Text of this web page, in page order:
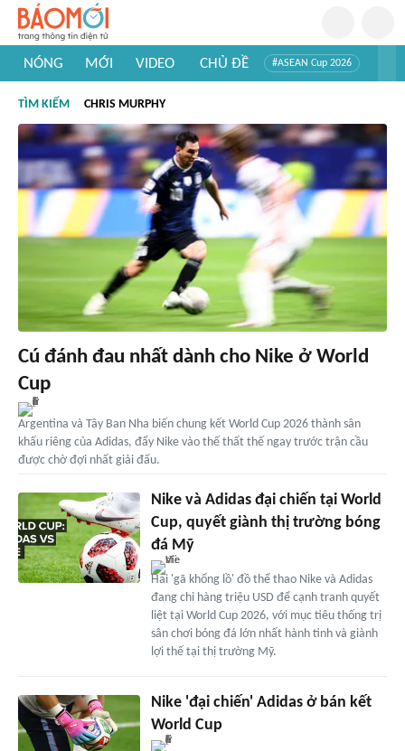
NÓNG MỚI VIDEO CHỦ ĐỀ #ASEAN Cup 2026
#Khám phá thế giới
TÌM KIẾM CHRIS MURPHY
Cú đánh đau nhất dành cho Nike ở World
Cup
Argentina và Tây Ban Nha biến chung kết World Cup 2026 thành sân
khấu riêng của Adidas, đẩy Nike vào thế thất thế ngay trước trận cầu
được chờ đợi nhất giải đấu.
Nike và Adidas đại chiến tại World
Cup, quyết giành thị trường bóng
đá Mỹ
Hai 'gã khổng lồ' đồ thể thao Nike và Adidas
đang chi hàng triệu USD để cạnh tranh quyết
liệt tại World Cup 2026, với mục tiêu thống trị
sân chơi bóng đá lớn nhất hành tinh và giành
lợi thế tại thị trường Mỹ.
Nike 'đại chiến' Adidas ở bán kết
World Cup